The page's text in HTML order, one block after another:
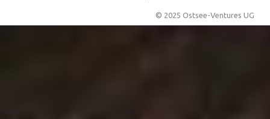
© 2025 Ostsee-Ventures UG